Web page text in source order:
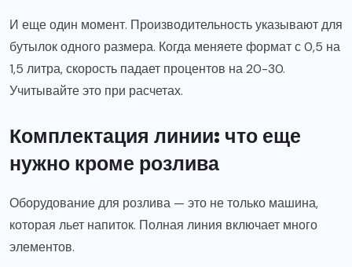
И еще один момент. Производительность указывают для
бутылок одного размера. Когда меняете формат с 0,5 на
1,5 литра, скорость падает процентов на 20-30.
Учитывайте это при расчетах.
Комплектация линии: что еще
нужно кроме розлива
Оборудование для розлива — это не только машина,
которая льет напиток. Полная линия включает много
элементов.